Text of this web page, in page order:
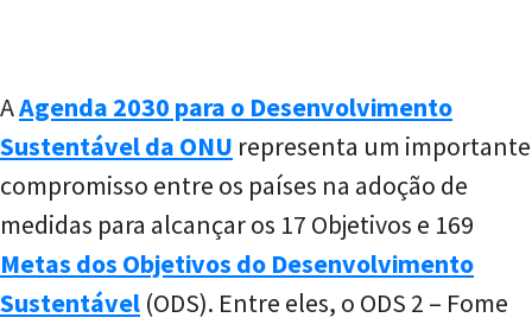
AAgenda 2030 para o Desenvolvimento
Sustentável da ONU representa um importante
compromisso entre os países na adoção de
medidas para alcançar os 17 Objetivos e 169
Metas dos Objetivos do Desenvolvimento
Sustentável (ODS). Entre eles, o ODS 2 – Fome